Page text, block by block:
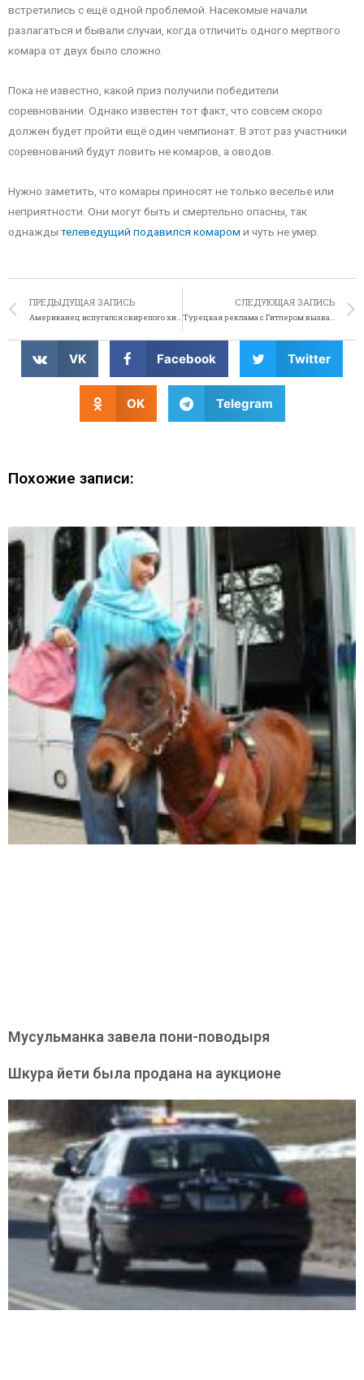
встретились с ещё одной проблемой. Насекомые начали
разлагаться и бывали случаи, когда отличить одного мертвого
комара от двух было сложно.
Пока не известно, какой приз получили победители
соревновании. Однако известен тот факт, что совсем скоро
должен будет пройти ещё один чемпионат. В этот раз участники
соревнований будут ловить не комаров, а оводов.
Нужно заметить, что комары приносят не только веселье или
неприятности. Они могут быть и смертельно опасны, так
однажды телеведущий подавился комаром и чуть не умер.
ПРЕДЫДУЩАЯ ЗАПИСЬ
Американец испугался свирепого хищника – кота обыкновенного
СЛЕДУЮЩАЯ ЗАПИСЬ
Турецкая реклама с Гитлером вызвала волну жалоб
VK Facebook Twitter
OK Telegram
Похожие записи:
Мусульманка завела пони-поводыря
Шкура йети была продана на аукционе